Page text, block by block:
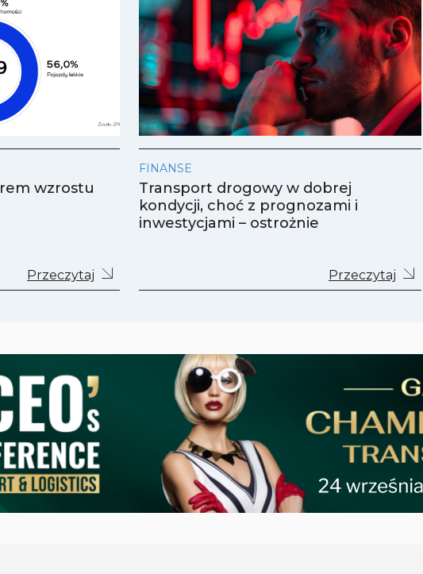
wzrostu
Przeczytaj
FINANSE
Transport drogowy w dobrej
kondycji, choć z prognozami i
inwestycjami – ostrożnie
Przeczytaj